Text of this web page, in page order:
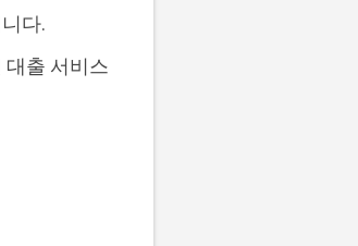
다.
대출 서비스